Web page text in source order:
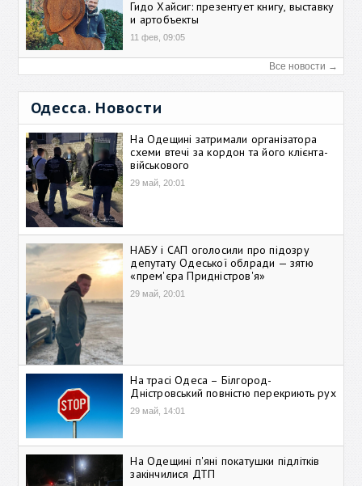
Гидо Хайсиг: презентует книгу, выставку
и артобъекты
11 фев, 09:05
Все новости →
Одесса. Новости
На Одещині затримали організатора
схеми втечі за кордон та його клієнта-
військового
29 май, 20:01
НАБУ і САП оголосили про підозру
депутату Одеської облради — зятю
«прем'єра Придністров'я»
29 май, 20:01
На трасі Одеса – Білгород-
Дністровський повністю перекриють рух
29 май, 14:01
На Одещині п'яні покатушки підлітків
закінчилися ДТП